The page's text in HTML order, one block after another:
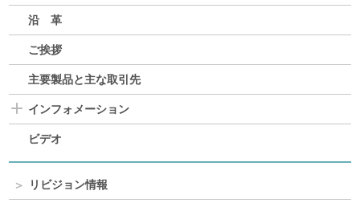
沿 革
ご挨拶
主要製品と主な取引先
インフォメーション
ビデオ
リビジョン情報